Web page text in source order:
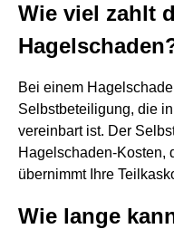
Wie viel zahlt
Bei einem
Selbstbeteiligung, die
vereinbart ist. Der
Hagelschaden-Kosten,
übernimmt Ihre
Wie lange